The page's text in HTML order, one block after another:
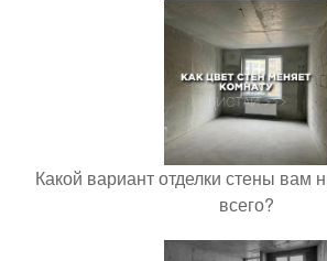
Какой вариант отделки стены вам
всего?